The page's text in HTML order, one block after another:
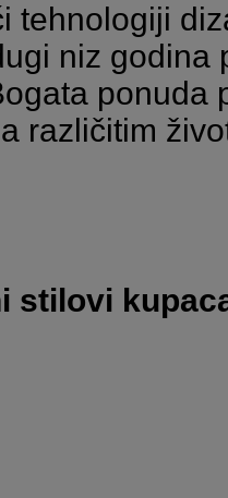
tehnologiji
niz godina
ponuda
različitim
stilovi